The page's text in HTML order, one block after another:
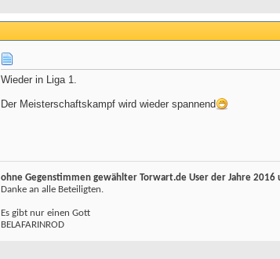
Wieder in Liga 1.
Der Meisterschaftskampf wird wieder spannend
ohne Gegenstimmen gewählter Torwart.de User der Jahre 2016
Danke an alle Beteiligten.
Es gibt nur einen Gott
BELAFARINROD